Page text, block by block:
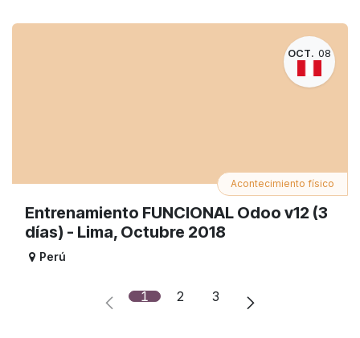
OCT. 08
Entrenamiento FUNCIONAL Odoo v12 (3
días) - Lima, Octubre 2018
Acontecimiento físico
Perú
1 2 3